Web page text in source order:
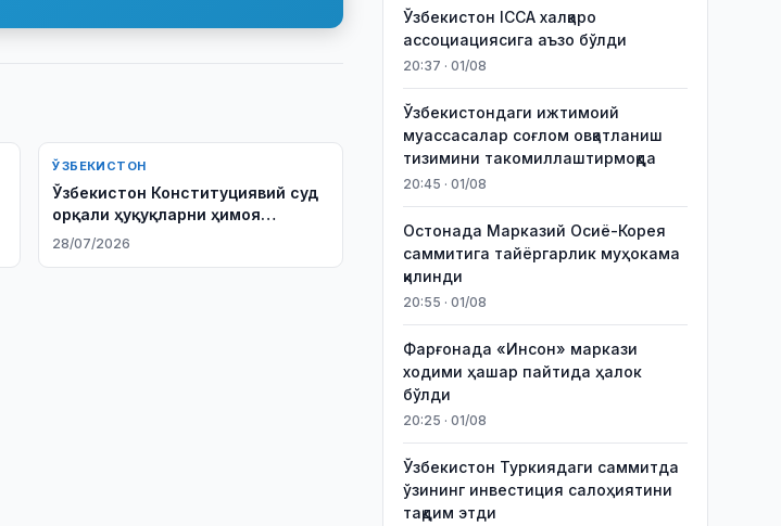
ЎЗБЕКИСТОН
Ўзбекистон Конституциявий суд
орқали ҳуқуқларни ҳимоя
қилишни кенгайтирмоқчи
28/07/2026
Ўзбекистон ICCA халқаро
ассоциациясига аъзо бўлди
20:37 · 01/08
Ўзбекистондаги ижтимоий
муассасалар соғлом овқатланиш
тизимини такомиллаштирмоқда
20:45 · 01/08
Остонада Марказий Осиё-Корея
саммитига тайёргарлик муҳокама
қилинди
20:55 · 01/08
Фарғонада «Инсон» маркази
ходими ҳашар пайтида ҳалок
бўлди
20:25 · 01/08
Ўзбекистон Туркиядаги саммитда
ўзининг инвестиция салоҳиятини
тақдим этди